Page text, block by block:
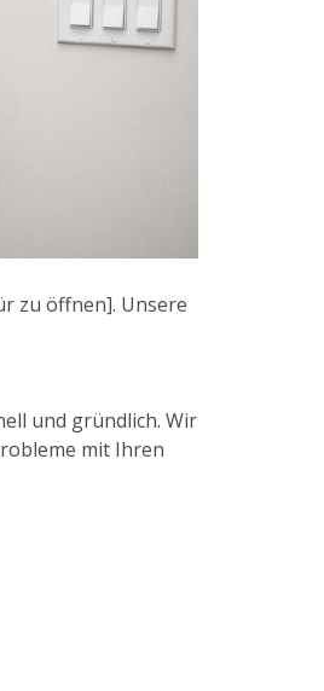
zu öffnen]. Unsere
und gründlich. Wir
mit Ihren